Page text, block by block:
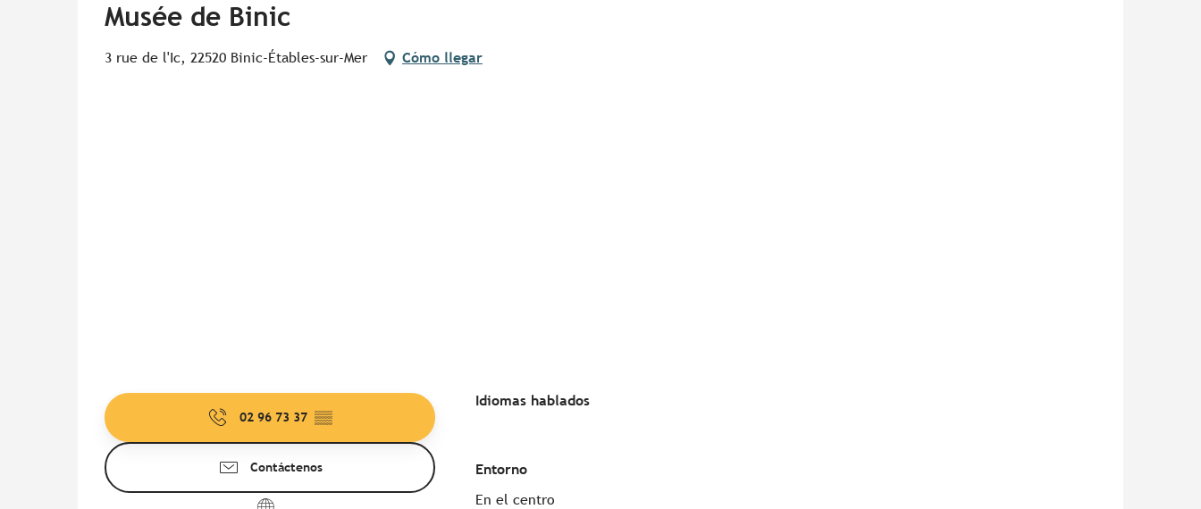
Musée de Binic
3 rue de l'Ic, 22520 Binic-Étables-sur-Mer Cómo llegar
02 96 73 37 ▒▒
Contáctenos
Idiomas hablados
Idiomas hablados
Entorno
Entorno
En el centro